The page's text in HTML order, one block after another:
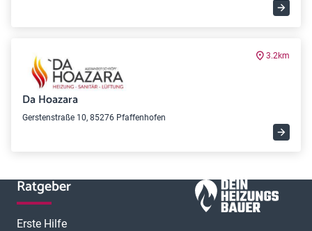
3.2km
Da Hoazara
Gerstenstraße 10, 85276 Pfaffenhofen
Ratgeber
Erste Hilfe